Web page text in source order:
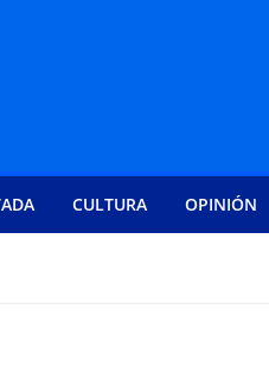
CULTURA OPINIÓN